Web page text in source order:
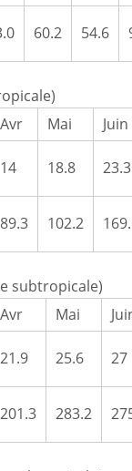
60.2 54.6
Avr Mai
Juin
14 18.8 23.3
89.3 102.2
subtropicale)
Avr Mai
21.9 25.6 27
201.3 283.2